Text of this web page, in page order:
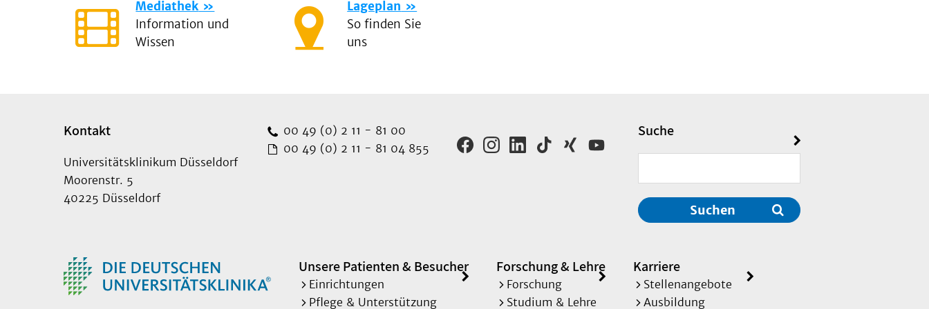
Mediathek
Information und
Wissen
Lageplan
So finden Sie
uns
Kontakt
Universitätsklinikum Düsseldorf
Moorenstr. 5
40225 Düsseldorf
00 49 (0) 2 11 - 81 00
00 49 (0) 2 11 - 81 04 855
Suche
Suchen
Unsere Patienten & Besucher
Einrichtungen
Pflege & Unterstützung
Forschung & Lehre
Forschung
Studium & Lehre
Karriere
Stellenangebote
Ausbildung